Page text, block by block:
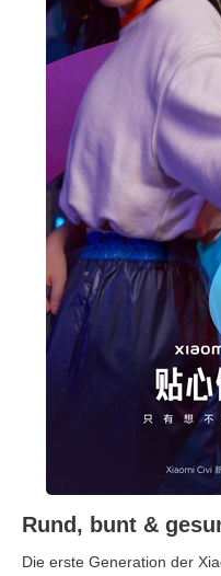
Rund, bunt &
Die erste Generation der